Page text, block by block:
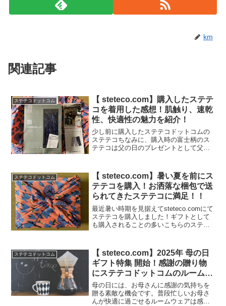
km
関連記事
ステテコドットコム
【 steteco.com】購入したステテ
コを着用した感想！肌触り、速乾
性、快適性の魅力を紹介！
少し前に購入したステテコドットコムの
ステテコちなみに、購入時の富士柄のス
テテコは父の日のプレゼントとして父に
が、今回は購入からひと月近く着用して
みたので、肌触り、速乾性...
ステテコドットコム
【 steteco.com】暑い夏を前にス
テテコを購入！お洒落な梱包で送
られてきたステテコに満足！！
最近暑い時期を見据えてsteteco.comにて
ステテコを購入しました！ギフトとして
も購入されることの多いこちらのステテ
に包まれていました！※糸が多少ほつれ
ていますが気...
ステテコドットコム
【 steteco.com】2025年 母の日
ギフト特集 開始！感謝の贈り物
にステテコドットコムのルームウ
ェア！
母の日には、お母さんに感謝の気持ちを
贈る素敵な機会です。普段忙しいお母さ
んが快適に過ごせるルームウェアは感謝